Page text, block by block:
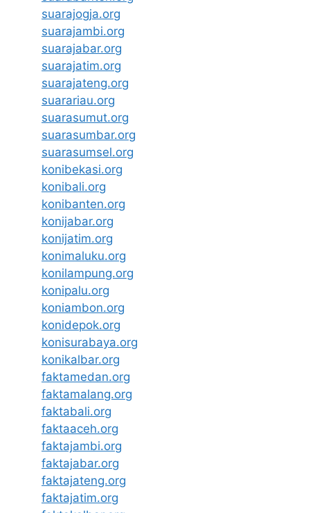
suarajogja.org
suarajambi.org
suarajabar.org
suarajatim.org
suarajateng.org
suarariau.org
suarasumut.org
suarasumbar.org
suarasumsel.org
konibekasi.org
konibali.org
konibanten.org
konijabar.org
konijatim.org
konimaluku.org
konilampung.org
konipalu.org
koniambon.org
konidepok.org
konisurabaya.org
konikalbar.org
faktamedan.org
faktamalang.org
faktabali.org
faktaaceh.org
faktajambi.org
faktajabar.org
faktajateng.org
faktajatim.org